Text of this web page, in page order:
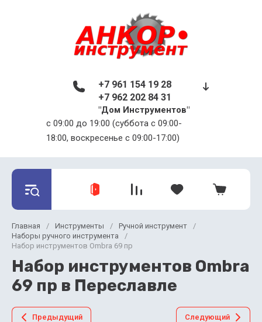
c 09:00 до 19:00 (суббота с 09:00-
18:00, воскресенье с 09:00-17:00)
+7 961 154 19 28
+7 962 202 84 31
"Дом Инструментов"
Главная / Инструменты / Ручной инструмент
/
Наборы ручного инструмента
/
Набор инструментов Ombra 69 пр
Набор инструментов Ombra
69 пр в Переславле
Предыдущий Следующий